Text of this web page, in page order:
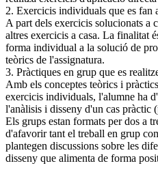
2. Exercicis individuals que es fan
A part dels exercicis solucionats a
altres exercicis a casa. La finalitat
forma individual a la solució de
teòrics de l'assignatura.
3. Pràctiques en grup que es
Amb els conceptes teòrics i
exercicis individuals, l'alumne ha
l'anàlisis i disseny d'un cas pràctic
Els grups estan formats per dos a
d'afavorir tant el treball en grup
plantegen discussions sobre les
disseny que alimenta de forma